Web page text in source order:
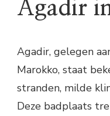
Agadir
Agadir, gelegen
Marokko, staat
stranden, milde
Deze badplaats